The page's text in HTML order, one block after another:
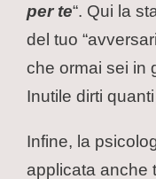
per te“. Qui la
del tuo
che ormai sei in
Inutile dirti
Infine, la
applicata anche